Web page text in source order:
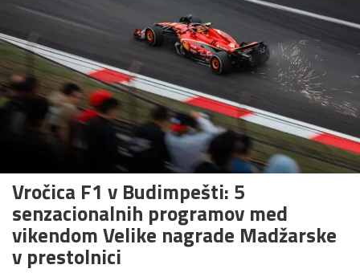
Vročica F1 v Budimpešti: 5
senzacionalnih programov med
vikendom Velike nagrade Madžarske
v prestolnici